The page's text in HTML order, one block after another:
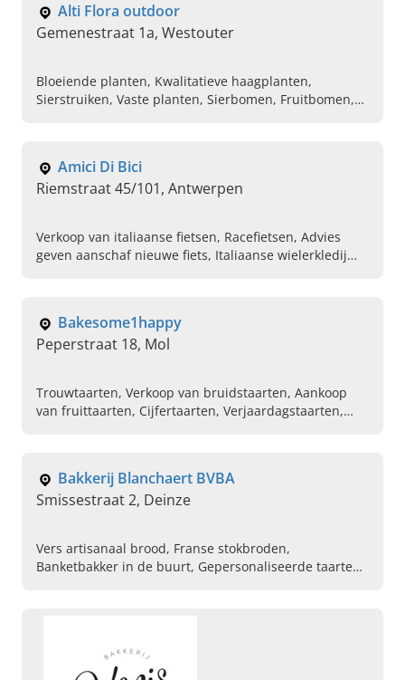
Alti Flora outdoor
Gemenestraat 1a, Westouter
Bloeiende planten, Kwalitatieve haagplanten,
Sierstruiken, Vaste planten, Sierbomen, Fruitbomen,
Amici Di Bici
Riemstraat 45/101, Antwerpen
Verkoop van italiaanse fietsen, Racefietsen, Advies
geven aanschaf nieuwe fiets, Italiaanse wielerkledij
Bakesome1happy
Peperstraat 18, Mol
Trouwtaarten, Verkoop van bruidstaarten, Aankoop
van fruittaarten, Cijfertaarten, Verjaardagstaarten,
Bakkerij Blanchaert BVBA
Smissestraat 2, Deinze
Vers artisanaal brood, Franse stokbroden,
Banketbakker in de buurt, Gepersonaliseerde taarten